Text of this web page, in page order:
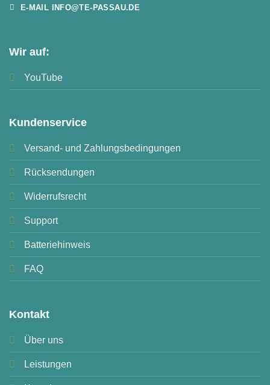
E-MAIL INFO@TE-PASSAU.DE
Wir auf:
YouTube
Kundenservice
Versand- und Zahlungsbedingungen
Rücksendungen
Widerrufsrecht
Support
Batteriehinweis
FAQ
Kontakt
Über uns
Leistungen